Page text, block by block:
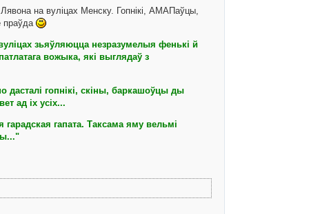
на вуліцах Менску. Гопнікі, АМАПаўцы,
праўда
зьяўляюцца незразумелыя фенькі й
вожыка, які выглядаў з
дасталі гопнікі, скіны, баркашоўцы ды
ад іх усіх...
гапата. Таксама яму вельмі